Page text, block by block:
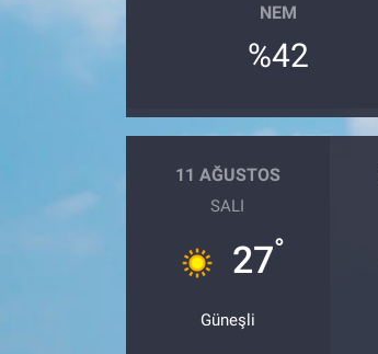
NEM
%42
11 AĞUSTOS
SALI
27°
Güneşli